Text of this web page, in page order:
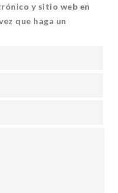
y sitio web en
que haga un